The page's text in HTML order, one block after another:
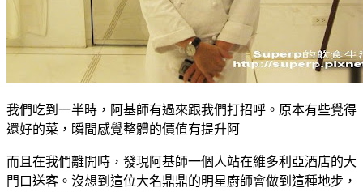
我們吃到一半時，阿基師有過來跟我們打招呼。原本有些覺得
還好的菜，瞬間感覺整體的價值有提升阿
而且在我們離開時，發現阿基師一個人站在維多利亞酒店的大
門口送客。沒想到這位大名鼎鼎的明星廚師會做到這種地步，